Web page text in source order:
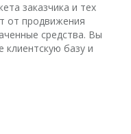
заказчика и тех
от продвижения
средства. Вы
клиентскую базу и